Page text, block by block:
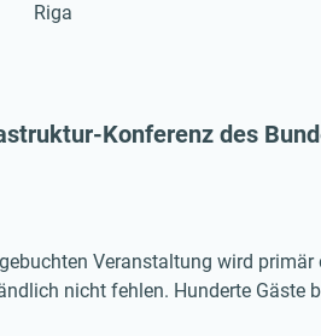
Riga
Konferenz des
Veranstaltung wird
nicht fehlen. Hunderte Gäste